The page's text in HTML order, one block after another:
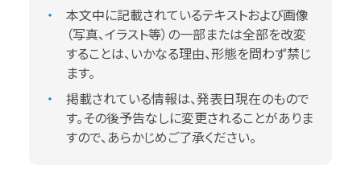
本文中に記載されているテキストおよび画像
（写真、イラスト等）の一部または全部を改変
することは、いかなる理由、形態を問わず禁じ
ます。
掲載されている情報は、発表日現在のもので
す。その後予告なしに変更されることがありま
すので、あらかじめご了承ください。